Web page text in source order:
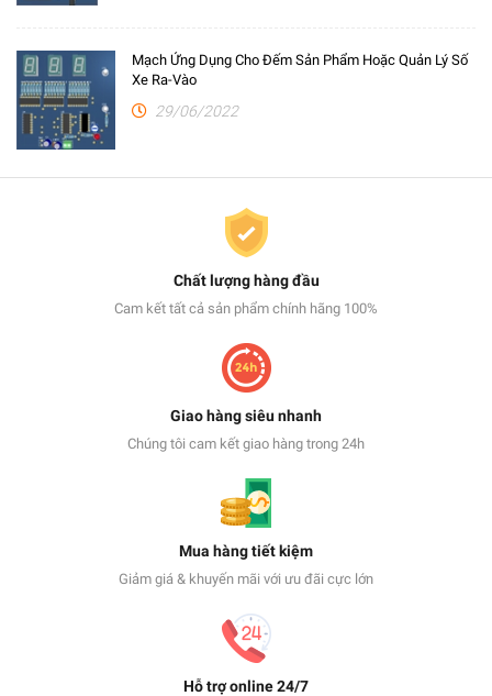
Mạch Ứng Dụng Cho Đếm Sản Phẩm Hoặc Quản Lý Số
Xe Ra-Vào
29/06/2022
Chất lượng hàng đầu
Cam kết tất cả sản phẩm chính hãng 100%
Giao hàng siêu nhanh
Chúng tôi cam kết giao hàng trong 24h
Mua hàng tiết kiệm
Giảm giá & khuyến mãi với ưu đãi cực lớn
Hỗ trợ online 24/7